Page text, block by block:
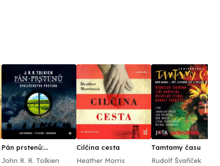
Pán prstenů:
John R. R. Tolkien
Cilčina cesta
Heather Morris
Tamtamy času
Rudolf Švaříček